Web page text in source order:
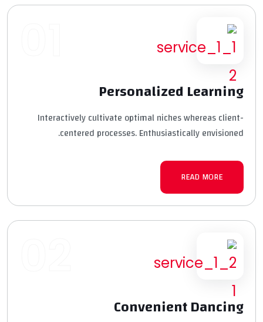
Personalized Learning
Interactively cultivate optimal niches whereas client-
centered processes. Enthusiastically envisioned.
READ MORE
Convenient Dancing